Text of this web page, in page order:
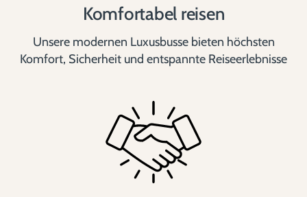
Komfortabel reisen
Unsere modernen Luxusbusse bieten höchsten
Komfort, Sicherheit und entspannte Reiseerlebnisse